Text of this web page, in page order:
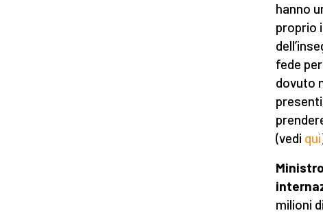
hanno
proprio
fede
dovuto
(vedi qui
milioni